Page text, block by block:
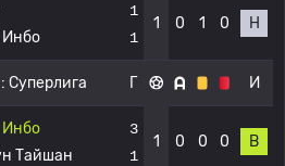
Инбо
1
1
1 0 1 0 Н
Суперлига Г И
Инбо
Тайшан
3
1
1 0 0 0 В